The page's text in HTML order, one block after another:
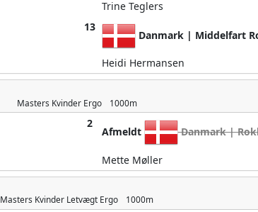
Trine Teglers
13
Danmark | Middelfart
Heidi Hermansen
Masters Kvinder Ergo 1000m
2
Afmeldt Danmark |
Mette Møller
Masters Kvinder Letvægt Ergo 1000m